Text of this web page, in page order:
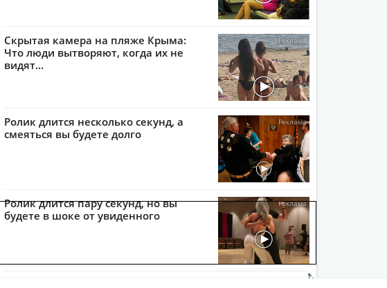
Скрытая камера на пляже Крыма:
Что люди вытворяют, когда их не
видят...
Ролик длится несколько секунд, а
смеяться вы будете долго
Ролик длится пару секунд, но вы
будете в шоке от увиденного